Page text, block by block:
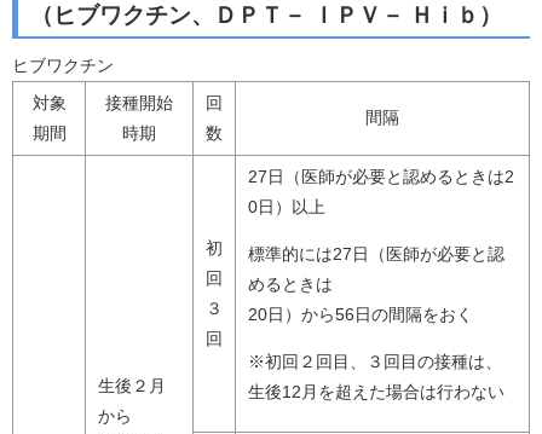
（ヒブワクチン、ＤＰＴ－ ＩＰＶ－ Ｈｉｂ）
ヒブワクチン
対象
期間
接種開始
時期
回
数
間隔
生後２月
から
初
回
３
回
27日（医師が必要と認めるときは2
0日）以上
標準的には27日（医師が必要と認
めるときは
20日）から56日の間隔をおく
※初回２回目、３回目の接種は、
生後12月を超えた場合は行わない